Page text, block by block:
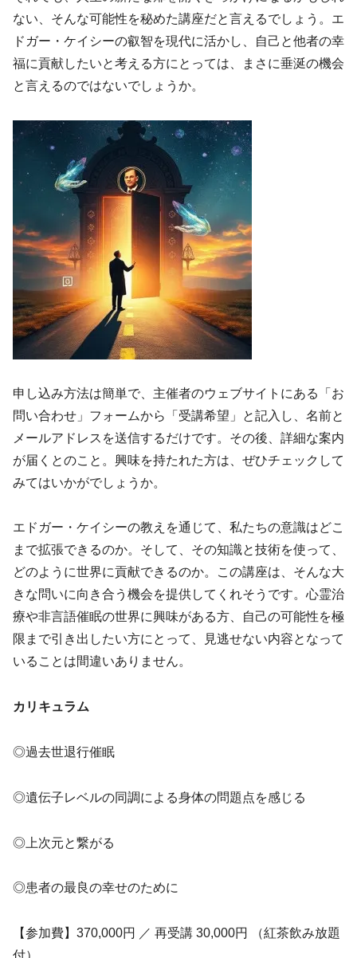
ない、そんな可能性を秘めた講座だと言えるでしょう。エ
ドガー・ケイシーの叡智を現代に活かし、自己と他者の幸
福に貢献したいと考える方にとっては、まさに垂涎の機会
と言えるのではないでしょうか。
申し込み方法は簡単で、主催者のウェブサイトにある「お
問い合わせ」フォームから「受講希望」と記入し、名前と
メールアドレスを送信するだけです。その後、詳細な案内
が届くとのこと。興味を持たれた方は、ぜひチェックして
みてはいかがでしょうか。
エドガー・ケイシーの教えを通じて、私たちの意識はどこ
まで拡張できるのか。そして、その知識と技術を使って、
どのように世界に貢献できるのか。この講座は、そんな大
きな問いに向き合う機会を提供してくれそうです。心霊治
療や非言語催眠の世界に興味がある方、自己の可能性を極
限まで引き出したい方にとって、見逃せない内容となって
いることは間違いありません。
カリキュラム
◎過去世退行催眠
◎遺伝子レベルの同調による身体の問題点を感じる
◎上次元と繋がる
◎患者の最良の幸せのために
【参加費】370,000円 ／ 再受講 30,000円 （紅茶飲み放題
付）